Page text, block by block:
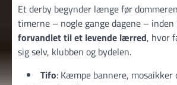
Et derby begynder længe før
timerne – nogle gange dagene –
forvandlet til et levende lærred, hvor
sig selv, klubben og bydelen.
Tifo: Kæmpe bannere, mosaikker